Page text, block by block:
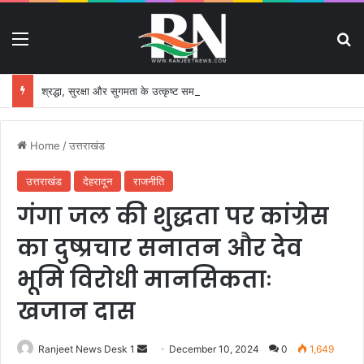
Home /उत्तराखंड
उत्तराखंड देहरादून राजनीति
गंगा जल की शुद्धता पर कांग्रेस
का दुष्प्रचार सनातन और देव
भूमि विरोधी मानसिकताः
खजान दास
Ranjeet News Desk 1 December 10, 2024 0 1,649